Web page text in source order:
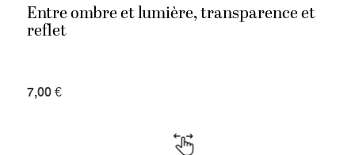
Entre ombre et lumière, transparence et
reflet
7,00 €